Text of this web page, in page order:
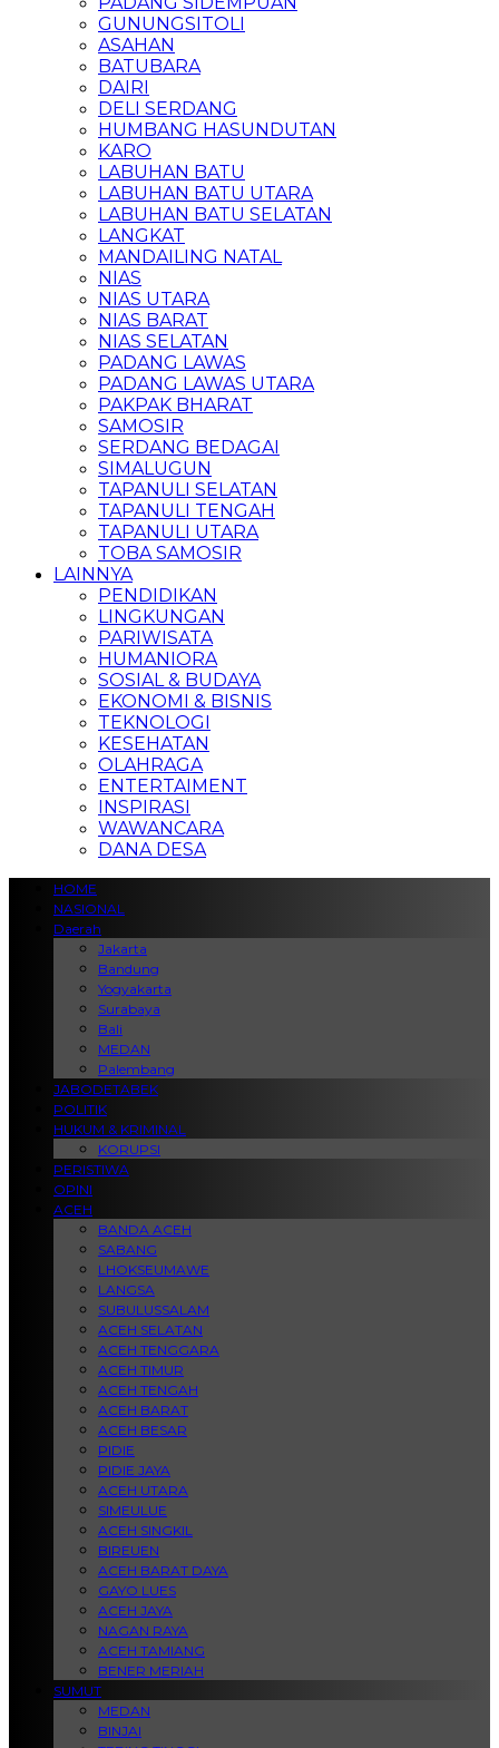
GUNUNGSITOLI
ASAHAN
BATUBARA
DAIRI
DELI SERDANG
HUMBANG HASUNDUTAN
KARO
LABUHAN BATU
LABUHAN BATU UTARA
LABUHAN BATU SELATAN
LANGKAT
MANDAILING NATAL
NIAS
NIAS UTARA
NIAS BARAT
NIAS SELATAN
PADANG LAWAS
PADANG LAWAS UTARA
PAKPAK BHARAT
SAMOSIR
SERDANG BEDAGAI
SIMALUGUN
TAPANULI SELATAN
TAPANULI TENGAH
TAPANULI UTARA
TOBA SAMOSIR
LAINNYA
PENDIDIKAN
LINGKUNGAN
PARIWISATA
HUMANIORA
SOSIAL & BUDAYA
EKONOMI & BISNIS
TEKNOLOGI
KESEHATAN
OLAHRAGA
ENTERTAIMENT
INSPIRASI
WAWANCARA
DANA DESA
HOME
NASIONAL
Daerah
Jakarta
Bandung
Yogyakarta
Surabaya
Bali
MEDAN
Palembang
JABODETABEK
POLITIK
HUKUM & KRIMINAL
KORUPSI
PERISTIWA
OPINI
ACEH
BANDA ACEH
SABANG
LHOKSEUMAWE
LANGSA
SUBULUSSALAM
ACEH SELATAN
ACEH TENGGARA
ACEH TIMUR
ACEH TENGAH
ACEH BARAT
ACEH BESAR
PIDIE
PIDIE JAYA
ACEH UTARA
SIMEULUE
ACEH SINGKIL
BIREUEN
ACEH BARAT DAYA
GAYO LUES
ACEH JAYA
NAGAN RAYA
ACEH TAMIANG
BENER MERIAH
SUMUT
MEDAN
BINJAI